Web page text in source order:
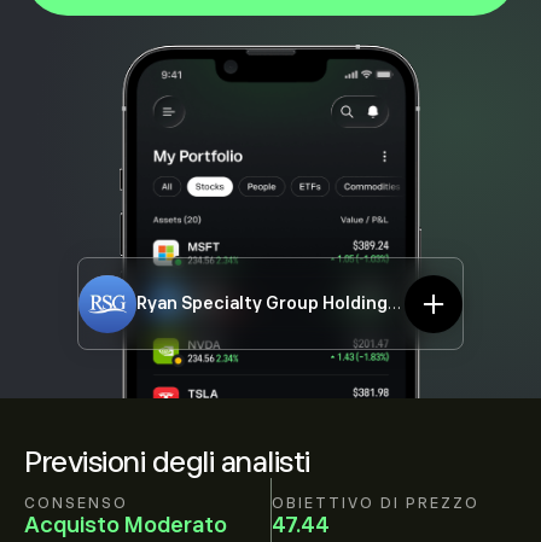
Previsioni degli analisti
CONSENSO
Acquisto Moderato
OBIETTIVO DI PREZZO
47.44
Ryan Specialty Group Holdings, Inc. RYAN